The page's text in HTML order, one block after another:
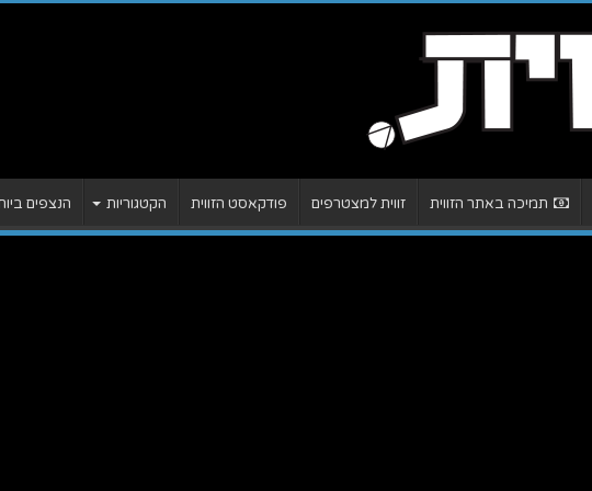
תמיכה באתר הזווית זווית למצטרפים פודקאסט הזווית הקטגוריות הנצפים